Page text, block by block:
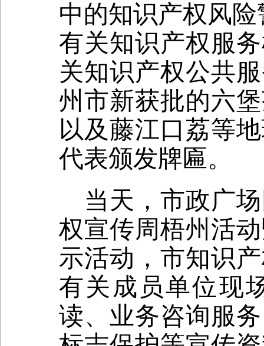
中的知识产权风险
有关知识产权服
关知识产权公共
州市新获批的六
以及藤江口荔等
代表颁发牌匾。
当天，市政广
权宣传周梧州活
示活动，市知识
有关成员单位现
读、业务咨询服